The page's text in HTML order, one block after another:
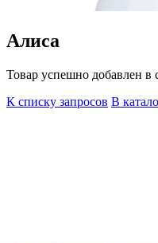
Алиса
Товар успешно добавлен в
К списку запросов В